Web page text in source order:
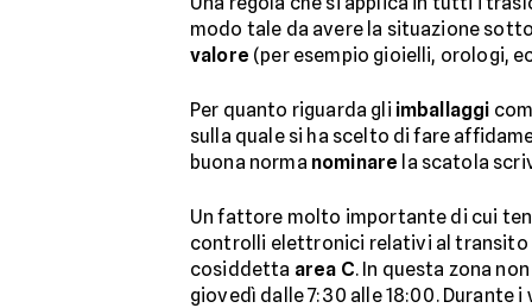
modo tale da avere la situazione
valore (per esempio gioielli, orologi,
Per quanto riguarda gli imballaggi
sulla quale si ha scelto di fare
buona norma nominare la scatola
Un fattore molto importante di cui
controlli elettronici relativi al transito
cosiddetta area C. In questa zona
giovedì dalle 7:30 alle 18:00. Durante